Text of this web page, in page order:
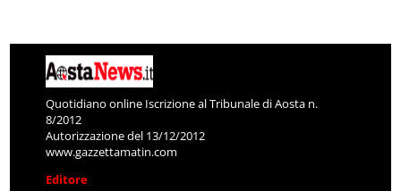
Quotidiano online Iscrizione al Tribunale di Aosta n.
8/2012
Autorizzazione del 13/12/2012
www.gazzettamatin.com
Editore